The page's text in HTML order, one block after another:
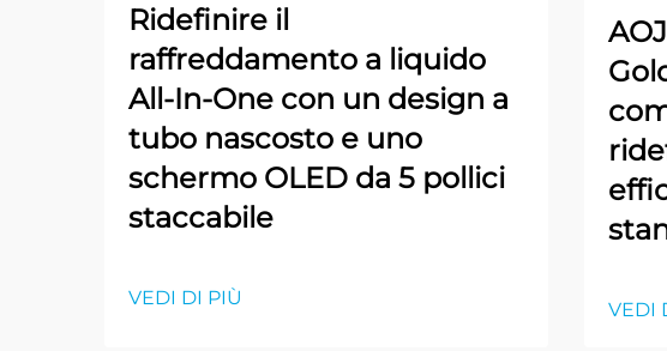
Ridefinire il
raffreddamento a liquido
All-In-One con un design a
tubo nascosto e uno
schermo OLED da 5 pollici
staccabile
VEDI DI PIÙ
VEDI